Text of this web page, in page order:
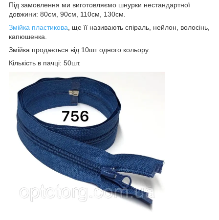
Під замовлення ми виготовляємо шнурки нестандартної
довжини: 80см, 90см, 110см, 130см.
Змійка пластикова , ще її називають спіраль, нейлон, волосінь,
капюшенка.
Змійка продається від 10шт одного кольору.
Кількість в пачці: 50шт.